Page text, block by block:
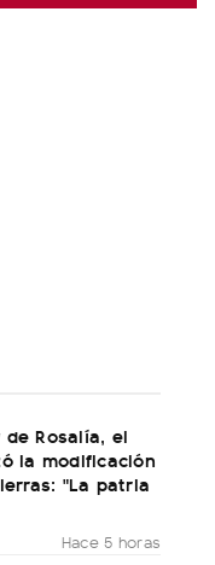
Rosalía, el
la modificación
"La patria
Hace 5 horas